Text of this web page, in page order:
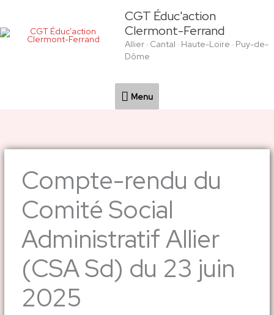
contenu
CGT Éduc'action
Clermont-Ferrand
Allier · Cantal · Haute-Loire · Puy-de-
Dôme
Menu
Menu
Compte-rendu du
Comité Social
Administratif Allier
(CSA Sd) du 23 juin
2025